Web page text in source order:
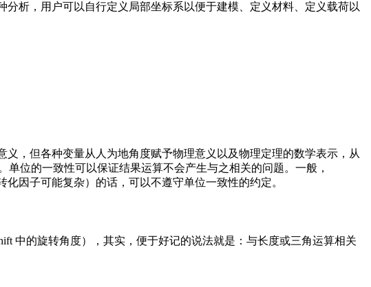
析，用户可以自行定义局部坐标系以便于建模、定义材料、定义载荷以
，但各种变量从人为地角度赋予物理意义以及物理定理的数学表示，从
位的一致性可以保证结果运算不会产生与之相关的问题。一般，
因子可能复杂）的话，可以不遵守单位一致性的约定。
中的旋转角度），其实，便于好记的说法就是：与长度或三角运算相关